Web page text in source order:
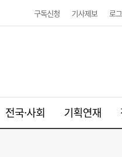
구독신청 기사제보 로
전국·사회 기획연재